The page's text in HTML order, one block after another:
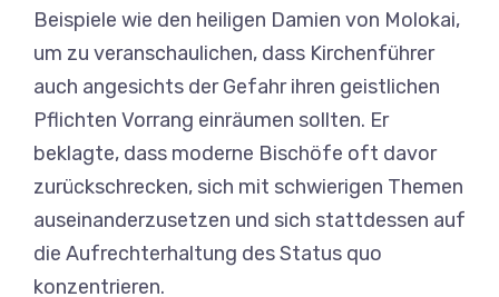
Beispiele wie den heiligen Damien von Molokai,
um zu veranschaulichen, dass Kirchenführer
auch angesichts der Gefahr ihren geistlichen
Pflichten Vorrang einräumen sollten. Er
beklagte, dass moderne Bischöfe oft davor
zurückschrecken, sich mit schwierigen Themen
auseinanderzusetzen und sich stattdessen auf
die Aufrechterhaltung des Status quo
konzentrieren.